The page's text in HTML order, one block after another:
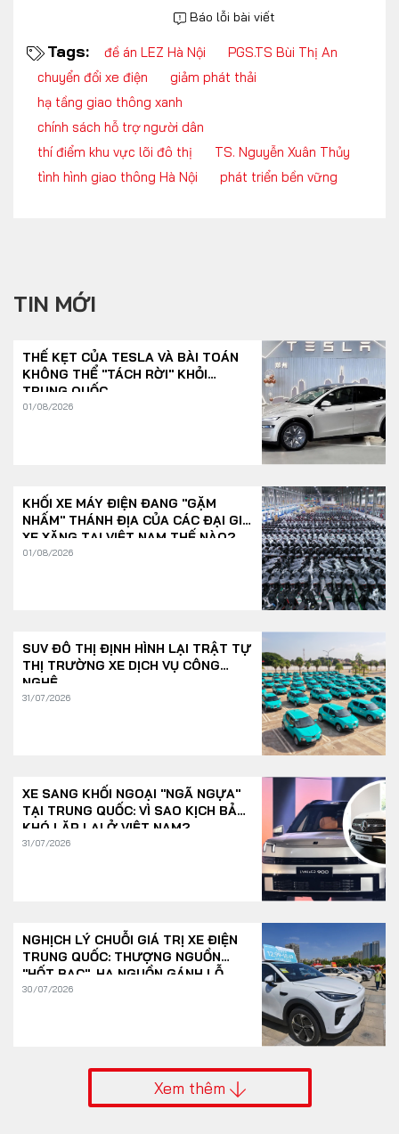
Báo lỗi bài viết
Tags: đề án LEZ Hà Nội
PGS.TS Bùi Thị An
chuyển đổi xe điện
giảm phát thải
hạ tầng giao thông xanh
chính sách hỗ trợ người dân
thí điểm khu vực lõi đô thị
TS. Nguyễn Xuân Thủy
tình hình giao thông Hà Nội
phát triển bền vững
TIN MỚI
THẾ KẸT CỦA TESLA VÀ BÀI TOÁN
KHÔNG THỂ "TÁCH RỜI" KHỎI
TRUNG QUỐC
01/08/2026
KHỐI XE MÁY ĐIỆN ĐANG "GẶM
NHẤM" THÁNH ĐỊA CỦA CÁC ĐẠI GIA
XE XĂNG TẠI VIỆT NAM THẾ NÀO?
01/08/2026
SUV ĐÔ THỊ ĐỊNH HÌNH LẠI TRẬT TỰ
THỊ TRƯỜNG XE DỊCH VỤ CÔNG
NGHỆ
31/07/2026
XE SANG KHỐI NGOẠI "NGÃ NGỰA"
TẠI TRUNG QUỐC: VÌ SAO KỊCH BẢN
KHÓ LẶP LẠI Ở VIỆT NAM?
31/07/2026
NGHỊCH LÝ CHUỖI GIÁ TRỊ XE ĐIỆN
TRUNG QUỐC: THƯỢNG NGUỒN
"HỐT BẠC", HẠ NGUỒN GÁNH LỖ
30/07/2026
Xem thêm